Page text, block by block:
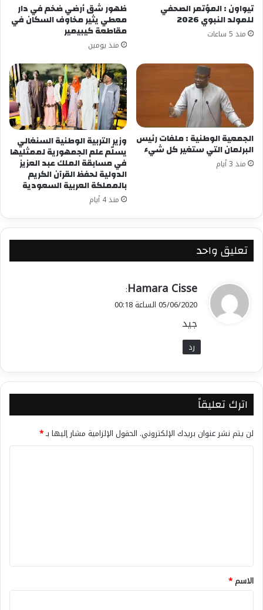
تيواون : المؤتمر الصحفي
للمولد النبوي 2026
منذ 5 ساعات
ظهور شق أرضي ضخم في دار
معطي يثير مخاوف السكان في
مقاطعة كيبيمير
منذ يومين
الجمعية الوطنية : ملفات رئيس
البرلمان التي ستغير كل شيء
منذ 3 أيام
وزير التربية الوطنية السنغالي
يسلّم علم الجمهورية لممثليها
في مسابقة الملك عبد العزيز
الدولية لحفظ القرآن الكريم
بالمملكة العربية السعودية
منذ 4 أيام
تعليق واحد
ي
ق
ل
Hamara Cisse
:
05/06/2020 الساعة 00:18
جيد
رد
اترك تعليقاً
لن يتم نشر عنوان بريدك الإلكتروني. الحقول الإلزامية مشار إليها بـ*
*
الاسم*